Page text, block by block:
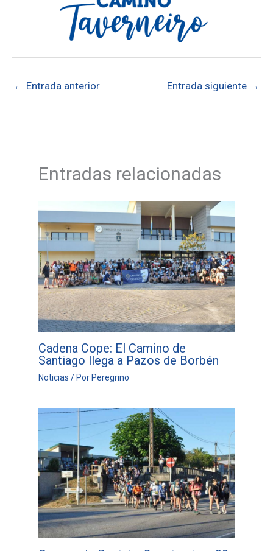
← Entrada anterior Entrada siguiente →
Entradas relacionadas
Cadena Cope: El Camino de
Santiago llega a Pazos de Borbén
Noticias / PorPeregrino